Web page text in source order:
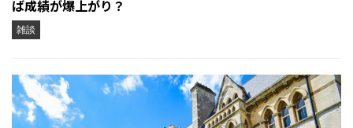
ば成績が爆上がり？
雑談